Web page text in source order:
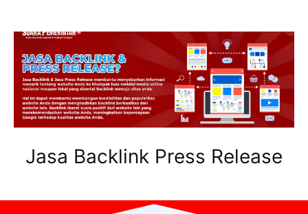
Jasa Backlink Press Release